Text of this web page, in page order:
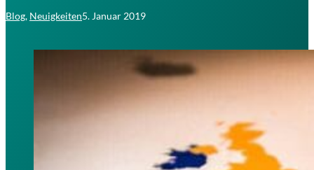
Blog, Neuigkeiten5. Januar 2019